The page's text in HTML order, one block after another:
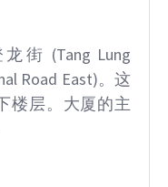
街 (Tang Lung
Road East)。这
楼层。大厦的主